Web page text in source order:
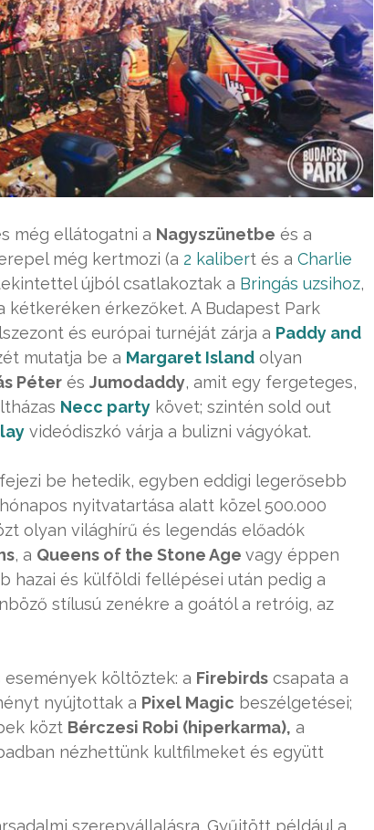
még ellátogatni a Nagyszünetbe és a
még kertmozi (a 2 kalibert és a Charlie
újból csatlakoztak a Bringás uzsihoz,
kétkeréken érkezőket. A Budapest Park
és európai turnéját zárja a Paddy and
mutatja be a Margaret Island olyan
Péter és Jumodaddy, amit egy fergeteges,
Necc party követ; szintén sold out
videódiszkó várja a bulizni vágyókat.
be hetedik, egyben eddigi legerősebb
nyitvatartása alatt közel 500.000
olyan világhírű és legendás előadók
, a Queens of the Stone Age vagy éppen
hazai és külföldi fellépései után pedig a
stílusú zenékre a goától a retróig, az
költöztek: a Firebirds csapata a
nyújtottak a Pixel Magic beszélgetései;
közt Bérczesi Robi (hiperkarma), a
nézhettünk kultfilmeket és együtt
szerepvállalásra. Gyűjtött például a